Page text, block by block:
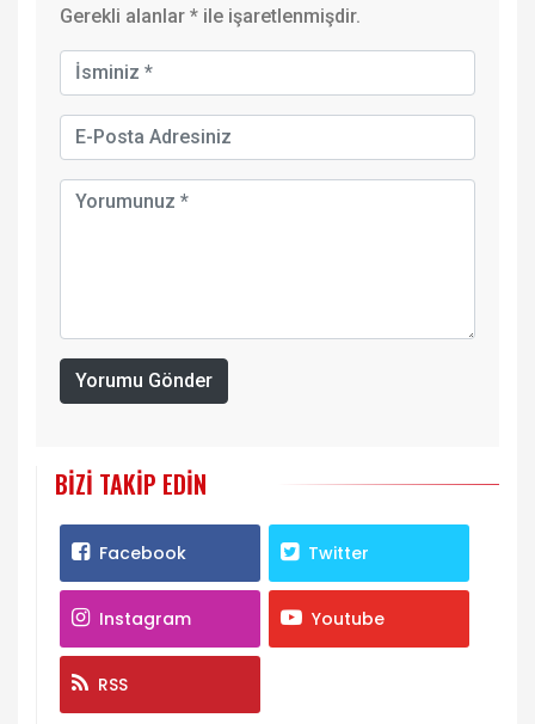
Gerekli alanlar * ile işaretlenmişdir.
Yorumu Gönder
BIZI TAKIP EDIN
Facebook Twitter
Instagram Youtube
RSS